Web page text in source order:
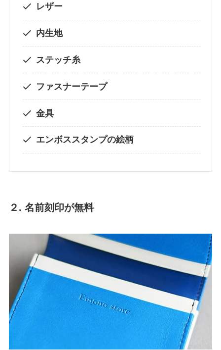
レザー
内生地
ステッチ糸
ファスナーテープ
金具
エンボススタンプの絵柄
２. 名前刻印が無料